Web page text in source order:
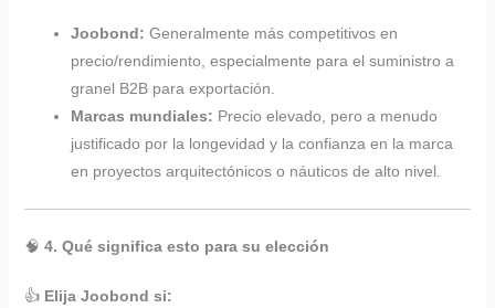
Joobond: Generalmente más competitivos en
precio/rendimiento, especialmente para el suministro a
granel B2B para exportación.
Marcas mundiales: Precio elevado, pero a menudo
justificado por la longevidad y la confianza en la marca
en proyectos arquitectónicos o náuticos de alto nivel.
🧠 4. Qué significa esto para su elección
👍 Elija Joobond si: